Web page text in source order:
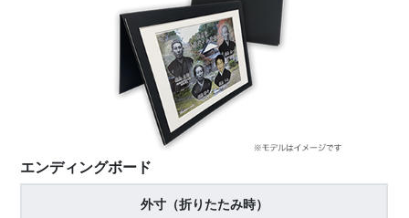
エンディングボード
外寸（折りたたみ時）